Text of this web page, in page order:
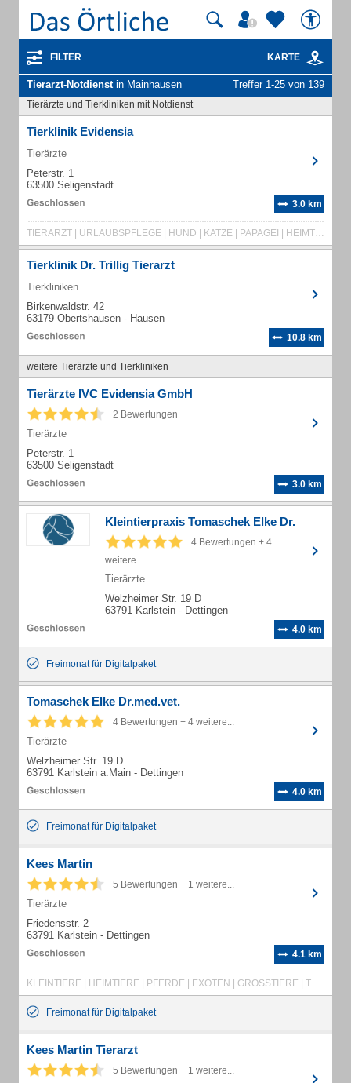
FILTER KARTE
Tierarzt-Notdienstin Mainhausen Treffer 1-25 von 139
Tierärzte und Tierkliniken mit Notdienst
Tierklinik Evidensia
Tierärzte
Peterstr. 1
63500 Seligenstadt
3.0 km
TIERARZT | URLAUBSPFLEGE | HUND | KATZE | PAPAGEI | HEIMTIERE | IMPFUNG | APOTHEKE
Tierklinik Dr. Trillig Tierarzt
Tierkliniken
Birkenwaldstr. 42
63179 Obertshausen - Hausen
10.8 km
weitere Tierärzte und Tierkliniken
Tierärzte IVC Evidensia GmbH
2 Bewertungen
Tierärzte
Peterstr. 1
63500 Seligenstadt
3.0 km
Kleintierpraxis Tomaschek Elke Dr.
4 Bewertungen + 4
weitere...
Tierärzte
Welzheimer Str. 19 D
63791 Karlstein - Dettingen
4.0 km
Freimonat für Digitalpaket
Tomaschek Elke Dr.med.vet.
4 Bewertungen + 4 weitere...
Tierärzte
Welzheimer Str. 19 D
63791 Karlstein a.Main - Dettingen
4.0 km
Freimonat für Digitalpaket
Kees Martin
5 Bewertungen + 1 weitere...
Tierärzte
Friedensstr. 2
63791 Karlstein - Dettingen
4.1 km
KLEINTIERE | HEIMTIERE | PFERDE | EXOTEN | GROSSTIERE | TURNIERBETREUUNG | TELEIMMOBILISATION
Freimonat für Digitalpaket
Kees Martin Tierarzt
5 Bewertungen + 1 weitere...